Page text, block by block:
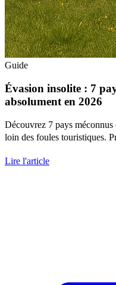
Guide
Évasion insolite : 7
absolument en 2026
Découvrez 7 pays
loin des foules touristiques.
Lire l'article